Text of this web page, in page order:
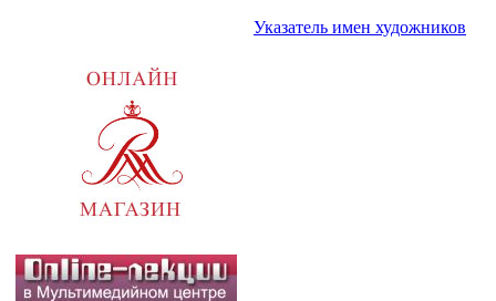
Указатель имен художников